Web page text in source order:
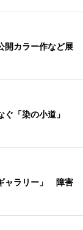
カラー作など展
ぐ「染の小道」
ャラリー」 障害